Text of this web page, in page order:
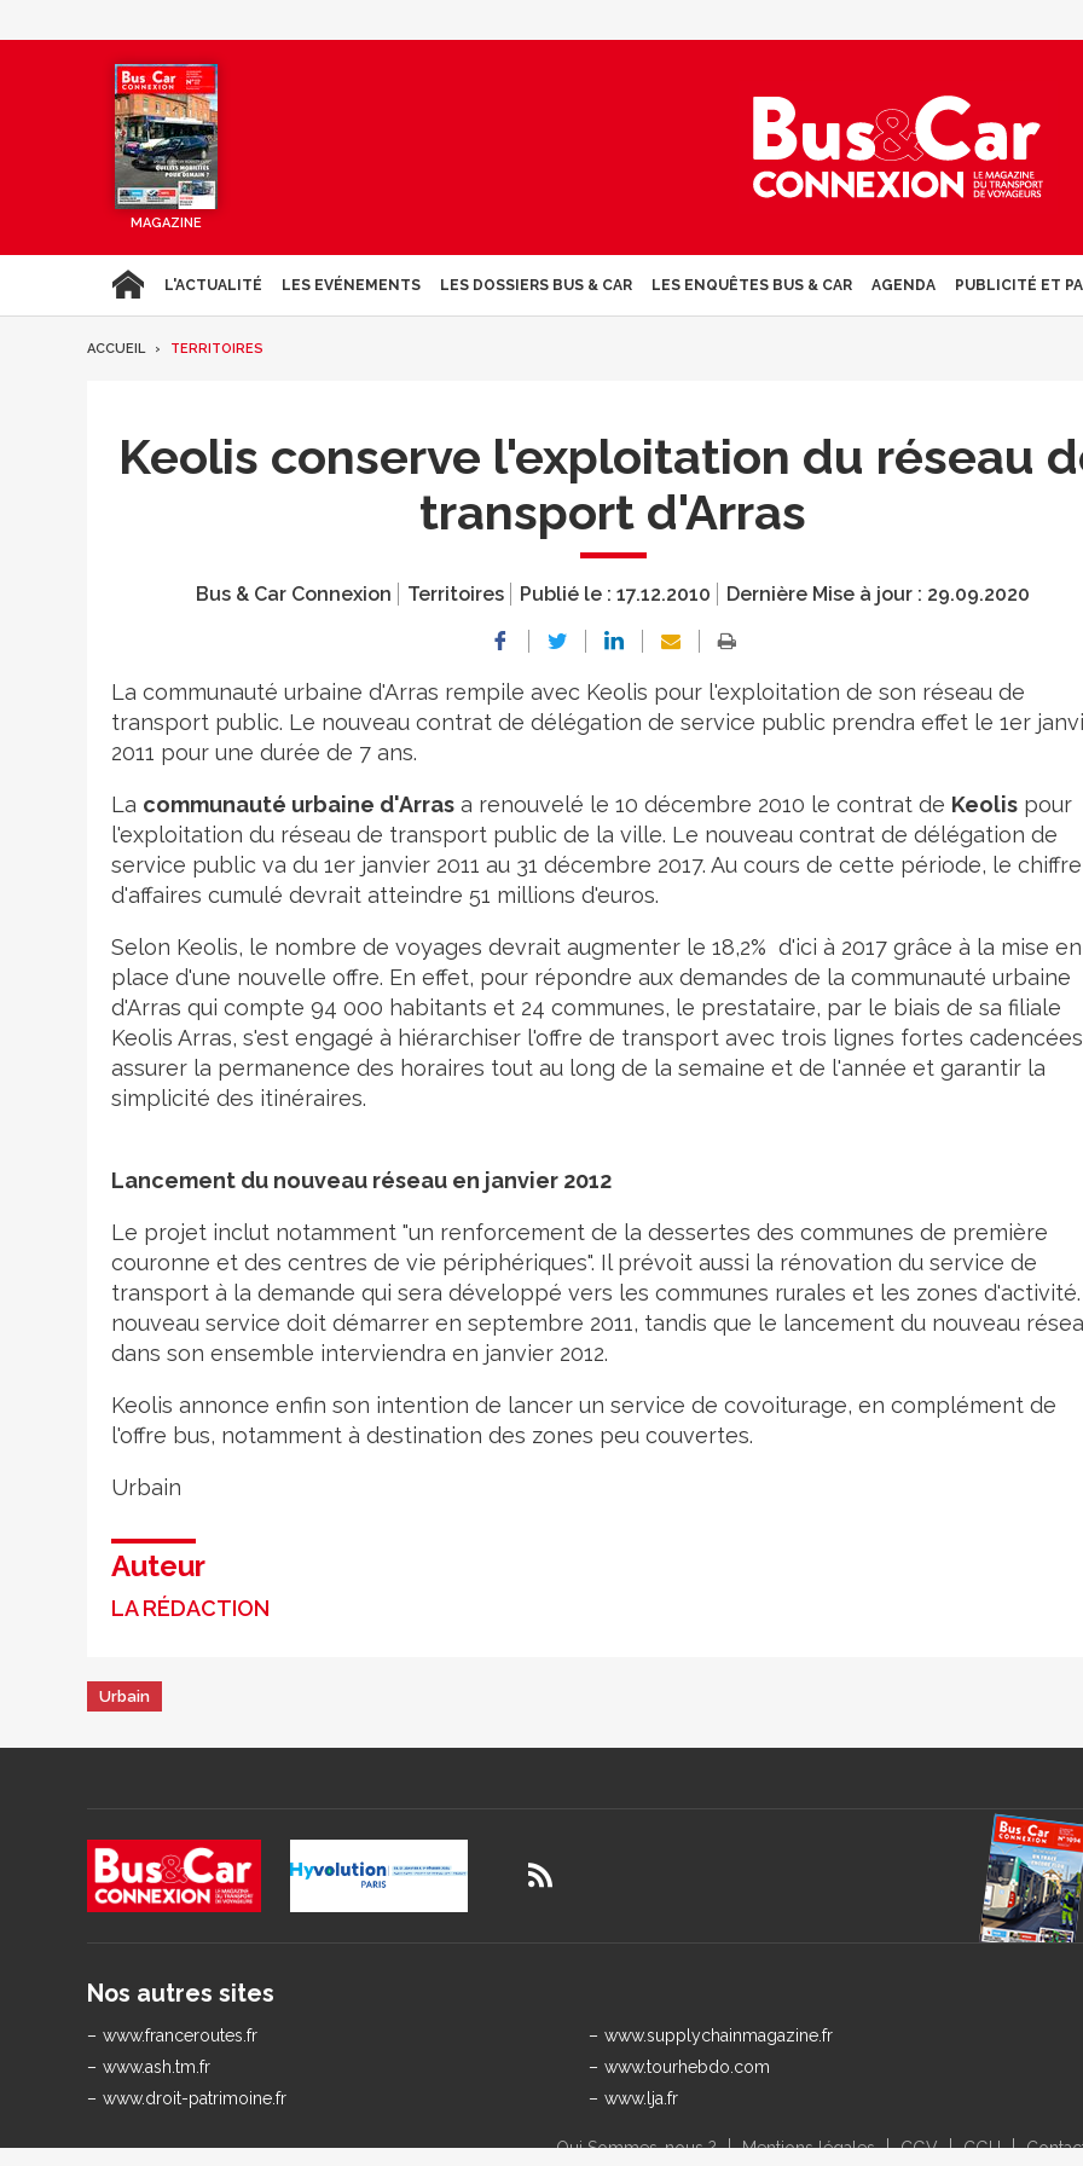
MAGAZINE
L'ACTUALITÉ LES EVÉNEMENTS LES DOSSIERS BUS & CAR LES ENQUÊTES BUS & CAR AGENDA PUBLICITÉ ET
ACCUEIL TERRITOIRES
Keolis conserve l'exploitation du réseau
transport d'Arras
Bus & Car Connexion Territoires Publié le : 17.12.2010 Dernière Mise à jour : 29.09.2020
La communauté urbaine d'Arras rempile avec Keolis pour l'exploitation de son réseau de
transport public. Le nouveau contrat de délégation de service public prendra effet le 1er
2011 pour une durée de 7 ans.
La communauté urbaine d'Arras a renouvelé le 10 décembre 2010 le contrat de Keolis pour
l'exploitation du réseau de transport public de la ville. Le nouveau contrat de délégation de
service public va du 1er janvier 2011 au 31 décembre 2017. Au cours de cette période, le chiffre
d'affaires cumulé devrait atteindre 51 millions d'euros.
Selon Keolis, le nombre de voyages devrait augmenter le 18,2% d'ici à 2017 grâce à la mise en
place d'une nouvelle offre. En effet, pour répondre aux demandes de la communauté urbaine
d'Arras qui compte 94 000 habitants et 24 communes, le prestataire, par le biais de sa filiale
Keolis Arras, s'est engagé à hiérarchiser l'offre de transport avec trois lignes fortes
assurer la permanence des horaires tout au long de la semaine et de l'année et garantir la
simplicité des itinéraires.
Lancement du nouveau réseau en janvier 2012
Le projet inclut notamment "un renforcement de la dessertes des communes de première
couronne et des centres de vie périphériques". Il prévoit aussi la rénovation du service de
transport à la demande qui sera développé vers les communes rurales et les zones d'activité.
nouveau service doit démarrer en septembre 2011, tandis que le lancement du nouveau
dans son ensemble interviendra en janvier 2012.
Keolis annonce enfin son intention de lancer un service de covoiturage, en complément de
l'offre bus, notamment à destination des zones peu couvertes.
Urbain
Auteur
LA RÉDACTION
Urbain
Nos autres sites
www.franceroutes.fr
www.supplychainmagazine.fr
www.ash.tm.fr
www.tourhebdo.com
www.droit-patrimoine.fr
www.lja.fr
Qui Sommes-nous ? Mentions légales CGV CGU